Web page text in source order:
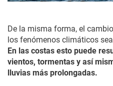
De la misma forma, el
los fenómenos climáticos
En las costas esto puede
vientos, tormentas y así
lluvias más prolongadas.